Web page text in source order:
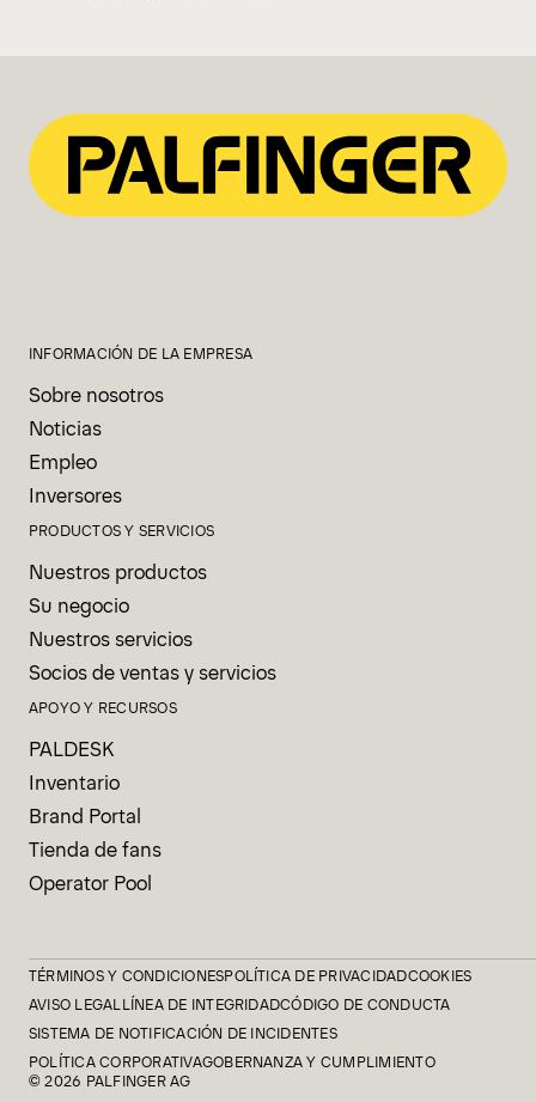
INFORMACIÓN DE LA EMPRESA
Sobre nosotros
Noticias
Empleo
Inversores
PRODUCTOS Y SERVICIOS
Nuestros productos
Su negocio
Nuestros servicios
Socios de ventas y servicios
APOYO Y RECURSOS
PALDESK
Inventario
Brand Portal
Tienda de fans
Operator Pool
TÉRMINOS Y CONDICIONESPOLÍTICA DE PRIVACIDADCOOKIES
AVISO LEGAL LÍNEA DE INTEGRIDADCÓDIGO DE CONDUCTA
SISTEMA DE NOTIFICACIÓN DE INCIDENTES
POLÍTICA CORPORATIVAGOBERNANZA Y CUMPLIMIENTO
© 2026 PALFINGER AG